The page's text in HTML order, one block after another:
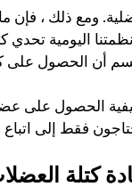
ومع ذلك ، فإن
اليومية
الحصول على